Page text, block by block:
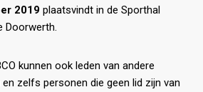
2019 plaatsvindt in de Sporthal
Doorwerth.
kunnen ook leden van andere
zelfs personen die geen lid zijn van